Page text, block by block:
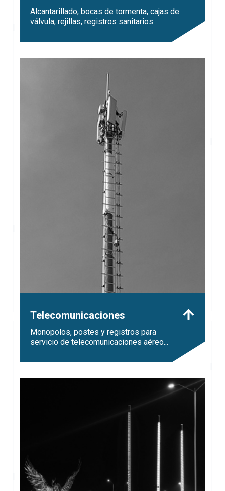
Alcantarillado, bocas de tormenta, cajas de
válvula, rejillas, registros sanitarios
Telecomunicaciones
Monopolos, postes y registros para
servicio de telecomunicaciones aéreo...